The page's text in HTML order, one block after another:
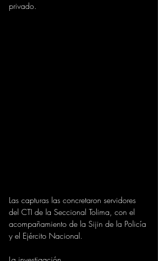
privado.
Las capturas las concretaron servidores
del CTI de la Seccional Tolima, con el
acompañamiento de la Sijin de la Policía
y el Ejército Nacional.